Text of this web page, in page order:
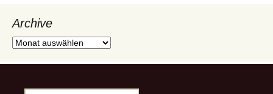
Archive
Archive